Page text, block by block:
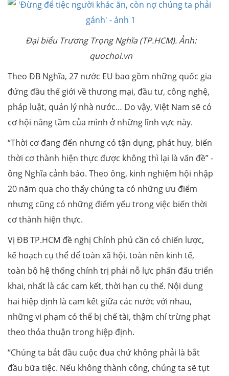
Đại biểu Trương Trọng Nghĩa (TP.HCM). Ảnh:
quochoi.vn
Theo ĐB Nghĩa, 27 nước EU bao gồm những quốc gia
đứng đầu thế giới về thương mại, đầu tư, công nghệ,
pháp luật, quản lý nhà nước… Do vậy, Việt Nam sẽ có
cơ hội nâng tầm của mình ở những lĩnh vực này.
“Thời cơ đang đến nhưng có tận dụng, phát huy, biến
thời cơ thành hiện thực được không thì lại là vấn đề” -
ông Nghĩa cảnh báo. Theo ông, kinh nghiệm hội nhập
20 năm qua cho thấy chúng ta có những ưu điểm
nhưng cũng có những điểm yếu trong việc biến thời
cơ thành hiện thực.
Vị ĐB TP.HCM đề nghị Chính phủ cần có chiến lược,
kế hoạch cụ thể để toàn xã hội, toàn nền kinh tế,
toàn bộ hệ thống chính trị phải nỗ lực phấn đấu triển
khai, nhất là các cam kết, thời hạn cụ thể. Nội dung
hai hiệp định là cam kết giữa các nước với nhau,
những vi phạm có thể bị chế tài, thậm chí trừng phạt
theo thỏa thuận trong hiệp định.
“Chúng ta bắt đầu cuộc đua chứ không phải là bắt
đầu bữa tiệc. Nếu không thành công, chúng ta sẽ tụt